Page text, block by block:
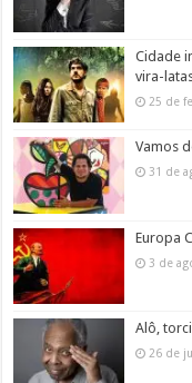
Cidade
vira-
25 de
Vamos
31 de
Europa
3 de
Alô,
26 de